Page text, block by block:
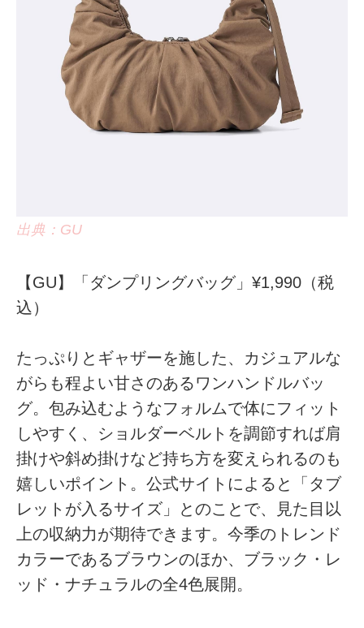
出典：GU
【GU】「ダンプリングバッグ」¥1,990（税
込）
たっぷりとギャザーを施した、カジュアルな
がらも程よい甘さのあるワンハンドルバッ
グ。包み込むようなフォルムで体にフィット
しやすく、ショルダーベルトを調節すれば肩
掛けや斜め掛けなど持ち方を変えられるのも
嬉しいポイント。公式サイトによると「タブ
レットが入るサイズ」とのことで、見た目以
上の収納力が期待できます。今季のトレンド
カラーであるブラウンのほか、ブラック・レ
ッド・ナチュラルの全4色展開。